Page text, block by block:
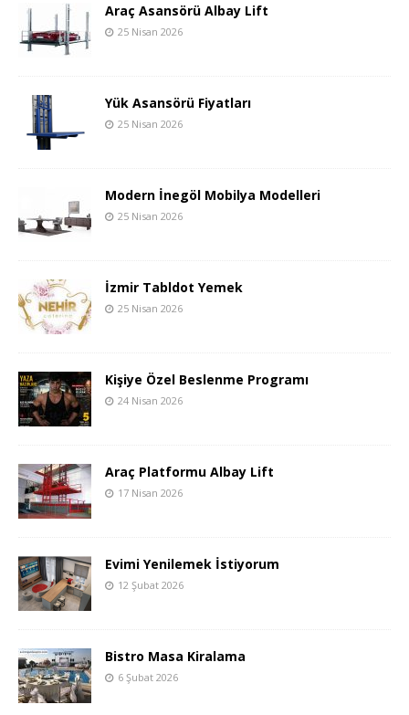
Araç Asansörü Albay Lift
25 Nisan 2026
Yük Asansörü Fiyatları
25 Nisan 2026
Modern İnegöl Mobilya Modelleri
25 Nisan 2026
İzmir Tabldot Yemek
25 Nisan 2026
Kişiye Özel Beslenme Programı
24 Nisan 2026
Araç Platformu Albay Lift
17 Nisan 2026
Evimi Yenilemek İstiyorum
12 Şubat 2026
Bistro Masa Kiralama
6 Şubat 2026